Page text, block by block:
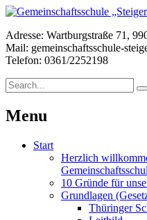
Adresse: Wartburgstraße 71,
Mail: gemeinschaftsschule-
Telefon: 0361/2252198
Menu
Start
Herzlich
10 Gründe für
Grundlagen
Thüringer